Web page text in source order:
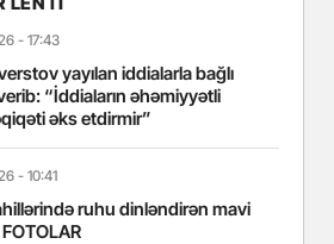
- 17:43
yayılan iddialarla bağlı
“İddiaların əhəmiyyətli
əks etdirmir”
- 10:41
ruhu dinləndirən mavi